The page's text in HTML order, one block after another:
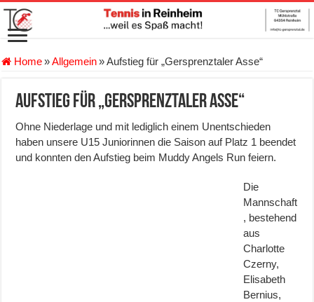
Home»Allgemein»Aufstieg für „Gersprenztaler Asse“
Aufstieg für „Gersprenztaler Asse“
Ohne Niederlage und mit lediglich einem Unentschieden
haben unsere U15 Juniorinnen die Saison auf Platz 1 beendet
und konnten den Aufstieg beim Muddy Angels Run feiern.
Die
Mannschaft
, bestehend
aus
Charlotte
Czerny,
Elisabeth
Bernius,